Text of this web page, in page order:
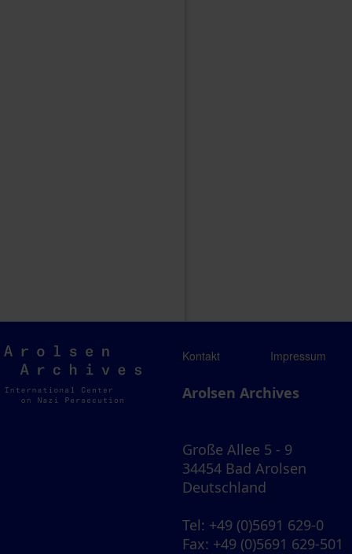
Arolsen
Archives
Kontakt Impressum
Arolsen Archives
Große Allee 5 - 9
34454 Bad Arolsen
Deutschland
Tel: +49 (0)5691 629-0
Fax: +49 (0)5691 629-501